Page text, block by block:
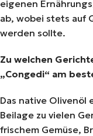
eigenen
ab, wobei stets auf
werden sollte.
Zu welchen
„Congedi“ am
Das native Olivenöl
Beilage zu vielen
frischem Gemüse,